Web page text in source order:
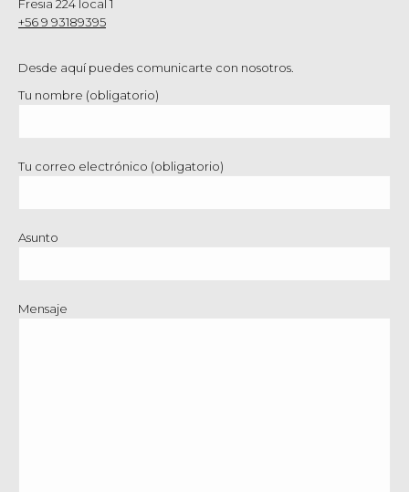
Fresia 224 local 1
+56 9 93189395
Desde aquí puedes comunicarte con nosotros.
Tu nombre (obligatorio)
Tu correo electrónico (obligatorio)
Asunto
Mensaje